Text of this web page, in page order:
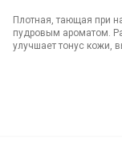
Плотная, тающая при
пудровым ароматом.
улучшает тонус кожи,